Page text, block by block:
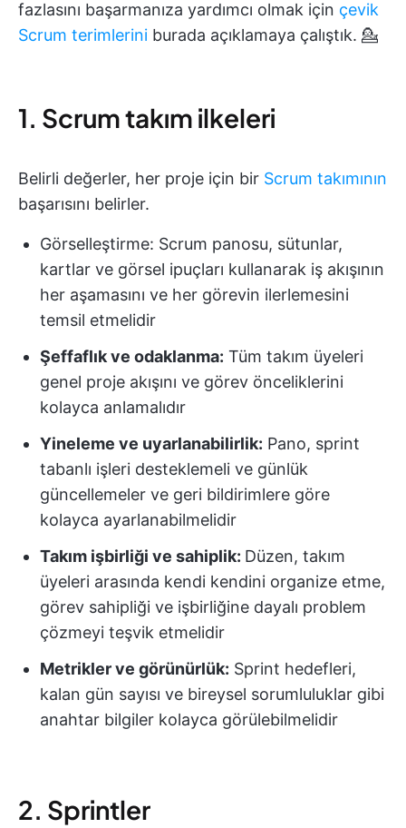
fazlasını başarmanıza yardımcı olmak için çevik
Scrum terimlerini burada açıklamaya çalıştık. 💁
1. Scrum takım ilkeleri
Belirli değerler, her proje için bir Scrum takımının
başarısını belirler.
Görselleştirme: Scrum panosu, sütunlar,
kartlar ve görsel ipuçları kullanarak iş akışının
her aşamasını ve her görevin ilerlemesini
temsil etmelidir
Şeffaflık ve odaklanma: Tüm takım üyeleri
genel proje akışını ve görev önceliklerini
kolayca anlamalıdır
Yineleme ve uyarlanabilirlik: Pano, sprint
tabanlı işleri desteklemeli ve günlük
güncellemeler ve geri bildirimlere göre
kolayca ayarlanabilmelidir
Takım işbirliği ve sahiplik: Düzen, takım
üyeleri arasında kendi kendini organize etme,
görev sahipliği ve işbirliğine dayalı problem
çözmeyi teşvik etmelidir
Metrikler ve görünürlük: Sprint hedefleri,
kalan gün sayısı ve bireysel sorumluluklar gibi
anahtar bilgiler kolayca görülebilmelidir
2. Sprintler